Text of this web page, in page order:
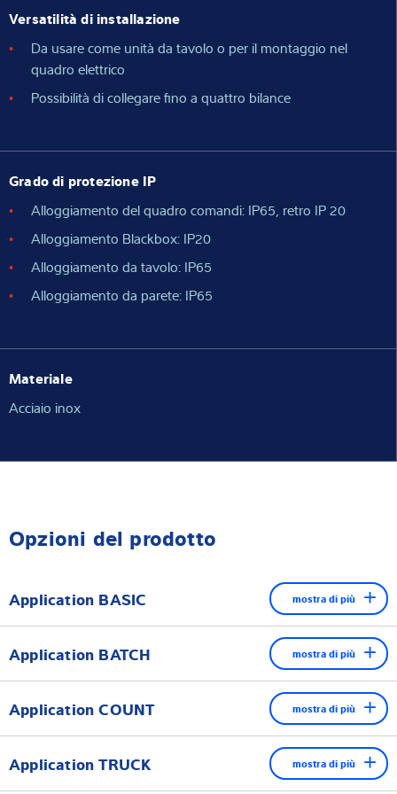
Versatilità di installazione
Da usare come unità da tavolo o per il montaggio nel
quadro elettrico
Possibilità di collegare fino a quattro bilance
Grado di protezione IP
Alloggiamento del quadro comandi: IP65, retro IP 20
Alloggiamento Blackbox: IP20
Alloggiamento da tavolo: IP65
Alloggiamento da parete: IP65
Materiale
Acciaio inox
Opzioni del prodotto
Application BASIC mostra di più
Lordo, netto, tara
Stampa, memoria alibi, finestra di dialogo
Application BATCH mostra di più
Controllo del dosaggio multi componente basato sulla
ricetta
Controlla fino a 4 bilance (2× analogiche + 2× digitali)
Application COUNT mostra di più
Inserimento del peso del campione di riferimento
Application TRUCK mostra di più